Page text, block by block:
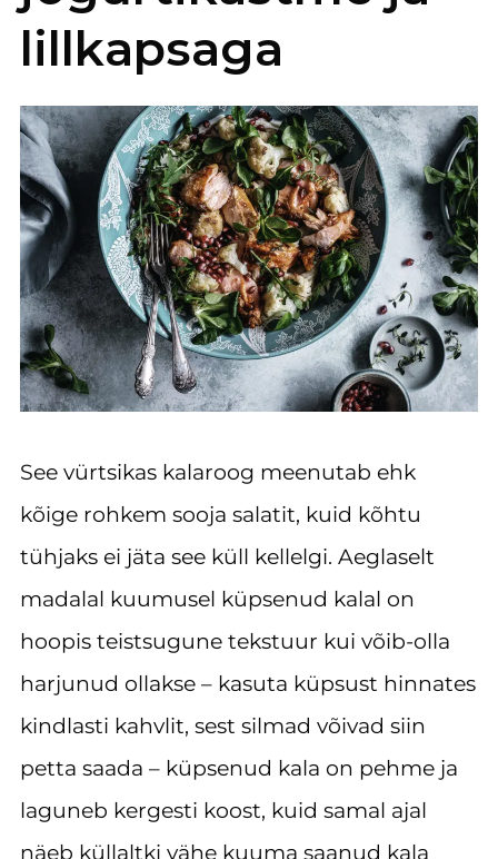
lillkapsaga
See vürtsikas kalaroog meenutab ehk
kõige rohkem sooja salatit, kuid kõhtu
tühjaks ei jäta see küll kellelgi. Aeglaselt
madalal kuumusel küpsenud kalal on
hoopis teistsugune tekstuur kui võib-olla
harjunud ollakse – kasuta küpsust hinnates
kindlasti kahvlit, sest silmad võivad siin
petta saada – küpsenud kala on pehme ja
laguneb kergesti koost, kuid samal ajal
näeb küllaltki vähe kuuma saanud kala